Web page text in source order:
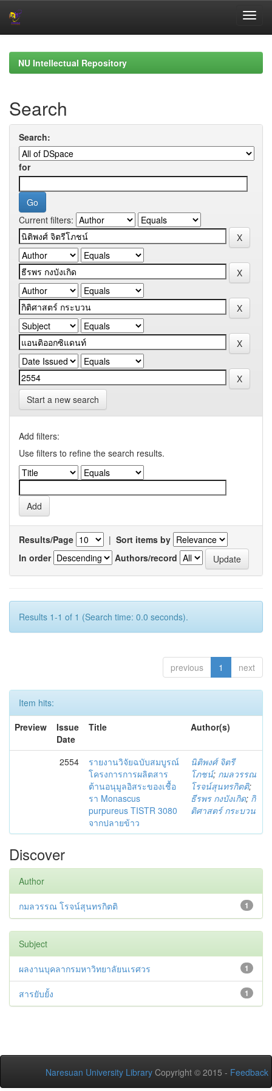
navigationNU Intellectual Repository
Search
Search:
for
Current filters:
Start a new search
Add filters:
Use filters to refine the search results.
Results/Page | Sort items by
In order
Authors/record
Results 1-1 of 1 (Search time: 0.0 seconds).
previous 1 next
Item hits:
Preview
Issue
Date
Title Author(s)
2554
รายงานวิจัยฉบับสมบูรณ์
โครงการการผลิตสาร
ต้านอนุมูลอิสระของเชื้อ
รา Monascus
purpureus TISTR 3080
จากปลายข้าว
นิติพงศ์ จิตรี
โภชน์; กมลวรรณ
โรจน์สุนทรกิตติ;
ธีรพร กงบังเกิด; กิ
ติศาสตร์ กระบวน
Discover
Author
1
กมลวรรณ โรจน์สุนทรกิตติ
Subject
1
ผลงานบุคลากรมหาวิทยาลัยนเรศวร
1
สารยับยั้ง
Naresuan University Library Copyright © 2015 - Feedback